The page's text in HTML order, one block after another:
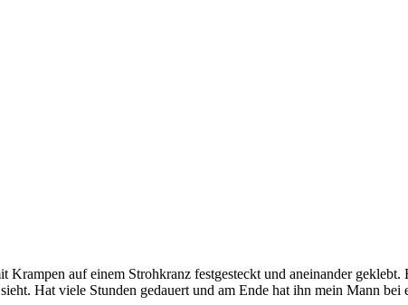
auf einem Strohkranz festgesteckt und aneinander
Hat viele Stunden gedauert und am Ende hat ihn mein Mann bei